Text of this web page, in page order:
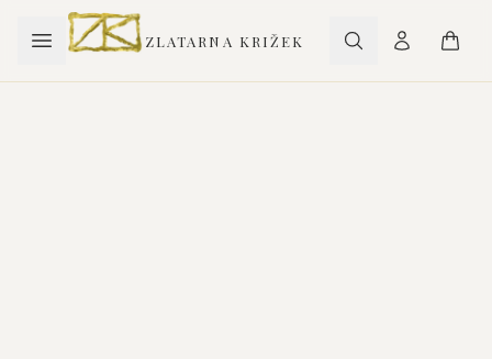
ZLATARNA KRIŽEK